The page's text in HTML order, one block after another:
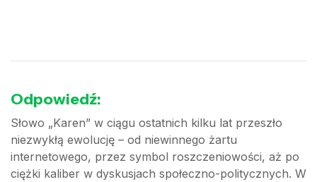
Odpowiedź:
Słowo „Karen” w ciągu ostatnich kilku lat przeszło
niezwykłą ewolucję – od niewinnego żartu
internetowego, przez symbol roszczeniowości, aż po
ciężki kaliber w dyskusjach społeczno-politycznych. W